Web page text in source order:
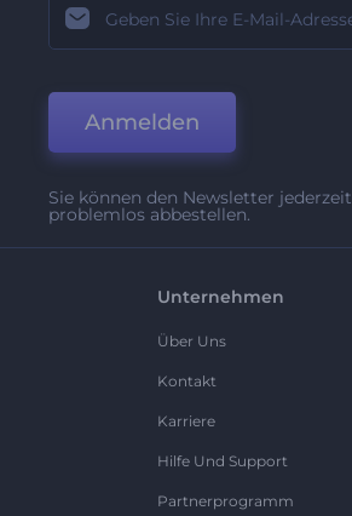
Anmelden
Sie können den Newsletter jederzeit
problemlos abbestellen.
Unternehmen
Über Uns
Kontakt
Karriere
Hilfe Und Support
Partnerprogramm